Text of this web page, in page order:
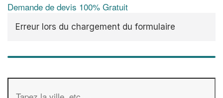
Demande de devis 100% Gratuit
Erreur lors du chargement du formulaire